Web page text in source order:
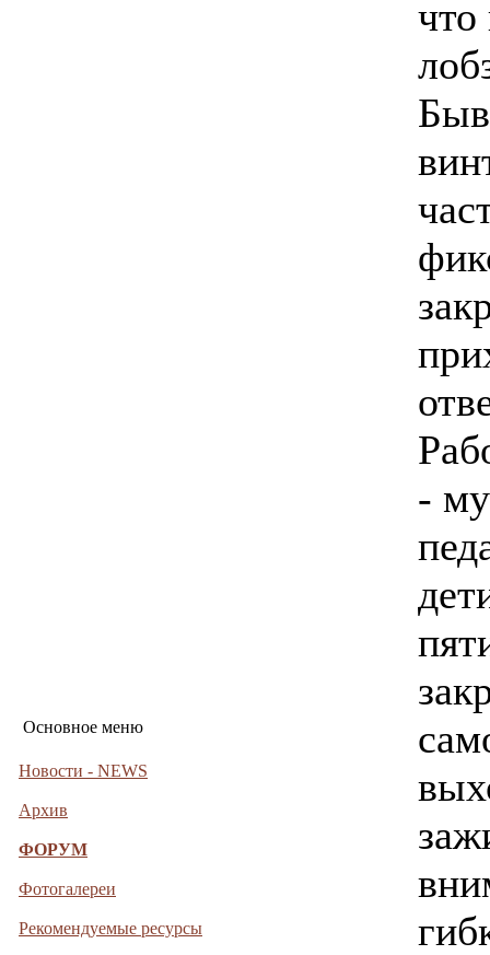
Основное меню
Новости - NEWS
Архив
ФОРУМ
Фотогалереи
Рекомендуемые ресурсы
что
-